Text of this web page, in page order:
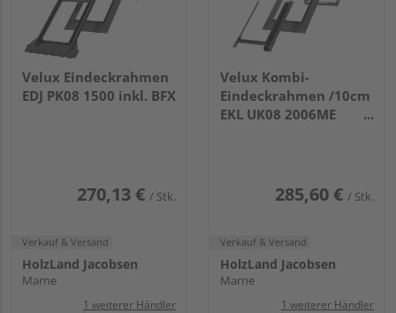
Velux Eindeckrahmen
EDJ PK08 1500 inkl. BFX
270,13 € / Stk.
Verkauf & Versand
HolzLand Jacobsen
Marne
1 weiterer Händler
Velux Kombi-
Eindeckrahmen /10cm
EKL UK08 2006ME
285,60 € / Stk.
Verkauf & Versand
HolzLand Jacobsen
Marne
1 weiterer Händler